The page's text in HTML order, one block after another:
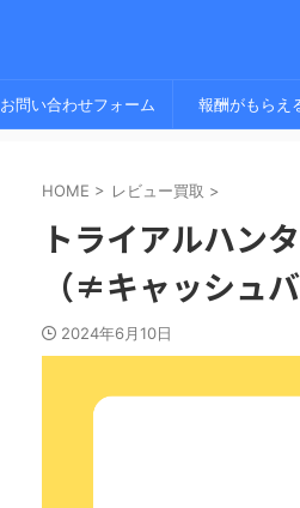
お問い合わせフォーム 報酬がもらえ
HOME > レビュー買取 >
トライアルハン
（≠キャッシュバ
2024年6月10日